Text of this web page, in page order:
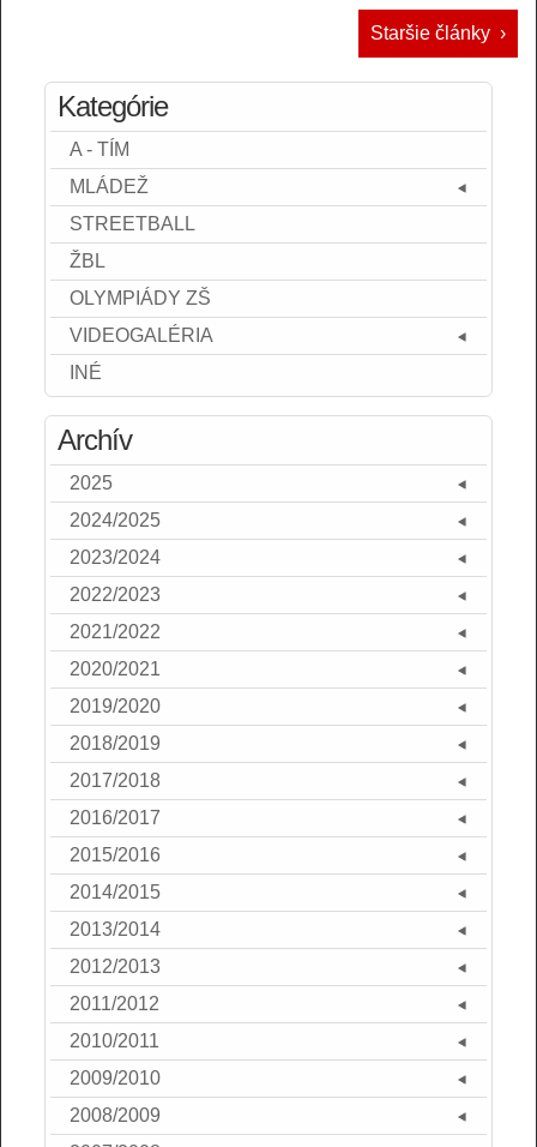
Staršie články ›
Kategórie
A - TÍM
MLÁDEŽ
STREETBALL
ŽBL
OLYMPIÁDY ZŠ
VIDEOGALÉRIA
INÉ
Archív
2025
2024/2025
2023/2024
2022/2023
2021/2022
2020/2021
2019/2020
2018/2019
2017/2018
2016/2017
2015/2016
2014/2015
2013/2014
2012/2013
2011/2012
2010/2011
2009/2010
2008/2009